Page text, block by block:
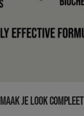
MAAK JE LOOK COMPLEET